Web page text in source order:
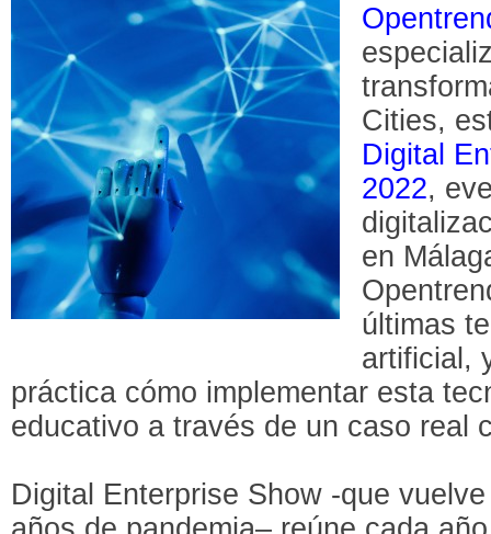
Cities,
Digital
2022,
en
últimas
artificial,
práctica cómo implementar esta
educativo a través de un caso real
Digital Enterprise Show -que